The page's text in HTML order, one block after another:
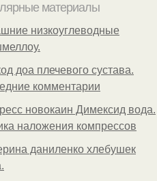
материалы
низкоуглеводные
доа плечевого сустава.
комментарии
новокаин Димексид вода.
наложения компрессов
даниленко хлебушек